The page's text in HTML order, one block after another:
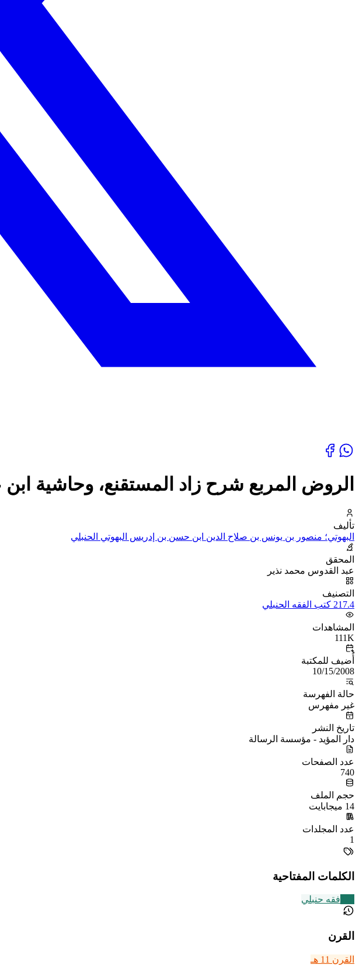
الروض المربع شرح زاد المستقنع، وحاشية ابن
تأليف
البهوتي؛ منصور بن يونس بن صلاح الدين ابن حسن بن إدريس البهوتي الحنبلي
المحقق
عبد القدوس محمد نذير
التصنيف
217.4 كتب الفقه الحنبلي
المشاهدات
111K
أُضيف للمكتبة
10/15/2008
حالة الفهرسة
غير مفهرس
تاريخ النشر
دار المؤيد - مؤسسة الرسالة
عدد الصفحات
740
حجم الملف
14 ميجابايت
عدد المجلدات
1
الكلمات المفتاحية
فقه حنبلي
القرن
القرن 11 هـ